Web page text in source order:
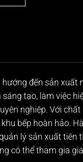
hướng đến sản xuất
sáng tạo, làm việc
nghiệp. Với
bếp hoàn hảo.
lý sản xuất tiên
có thể tham gia